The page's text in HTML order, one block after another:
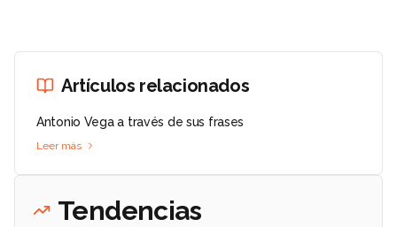
Artículos relacionados
Antonio Vega a través de sus frases
Leer más
Tendencias